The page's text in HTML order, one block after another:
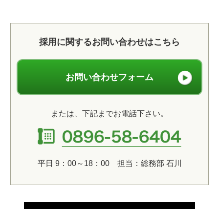
採用に関するお問い合わせはこちら
お問い合わせフォーム
または、下記までお電話下さい。
平日 9：00～18：00 担当：総務部 石川